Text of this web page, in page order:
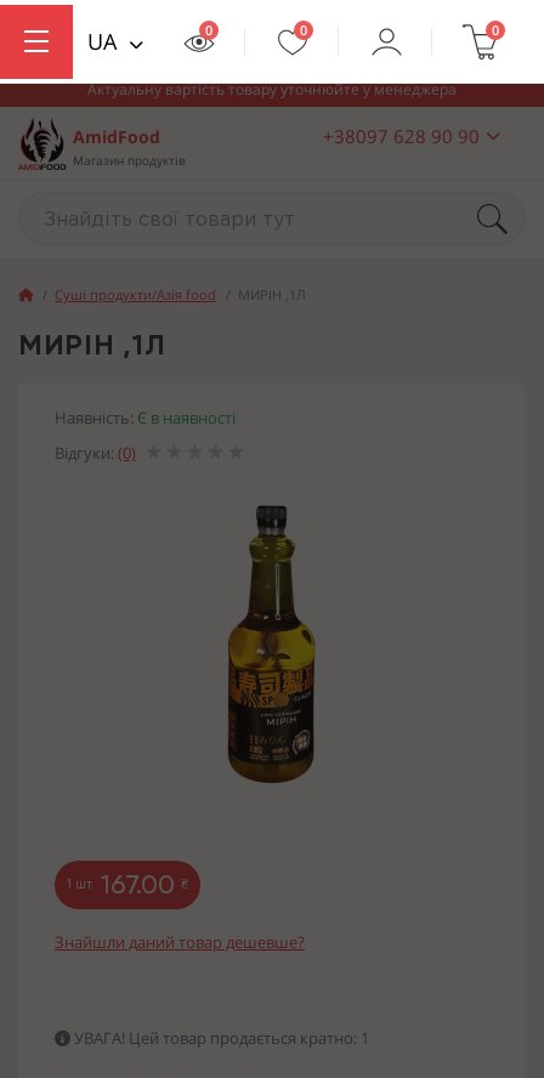
Актуальну вартість товару уточнюйте у менеджера
AmidFood
Магазин продуктів
+38097 628 90 90
UA 0 0 0
Суші продукти/Азія food МИРІН ,1Л
МИРІН ,1Л
Наявність: Є в наявності
Відгуки: (0)
1 шт. 167.00 ₴
Знайшли даний товар дешевше?
УВАГА! Цей товар продається кратно: 1